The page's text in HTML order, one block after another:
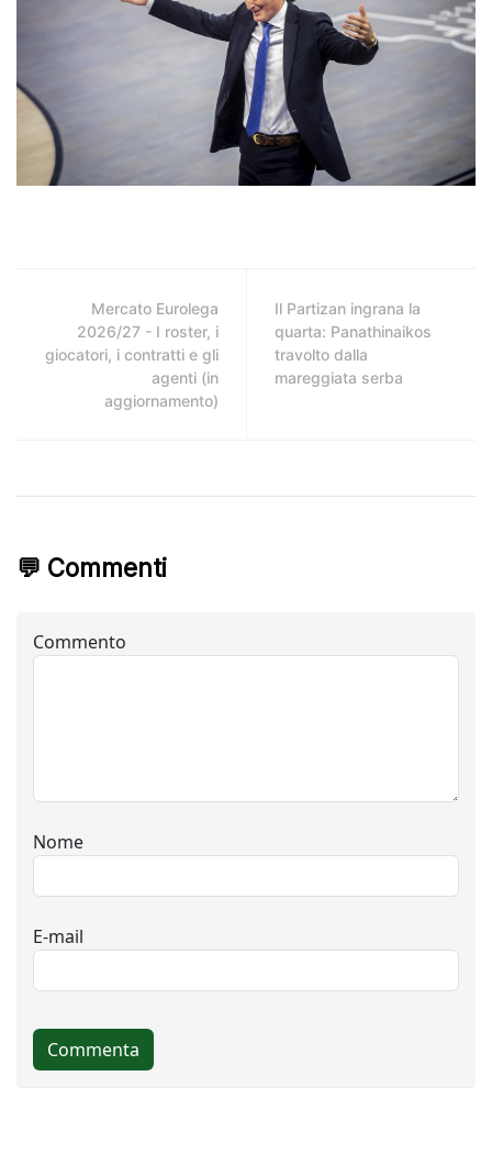
Mercato Eurolega
2026/27 - I roster, i
giocatori, i contratti e gli
agenti (in
aggiornamento)
Il Partizan ingrana la
quarta: Panathinaikos
travolto dalla
mareggiata serba
💬 Commenti